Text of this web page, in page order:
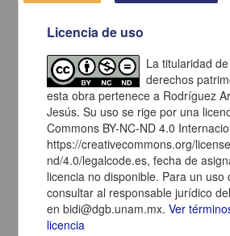
"Organización del kindergarten"
Gutiérrez Cortés, Felisa
Artes y Humanidades
Licencia de uso
La titularidad
derechos
esta obra pertenece a Rodríguez
Jesús. Su uso se rige por una
Commons BY-NC-ND 4.0
https://creativecommons.org/
nd/4.0/legalcode.es, fecha de
licencia no disponible. Para un uso
consultar al responsable jurídico
en bidi@dgb.unam.mx.Ver
licencia